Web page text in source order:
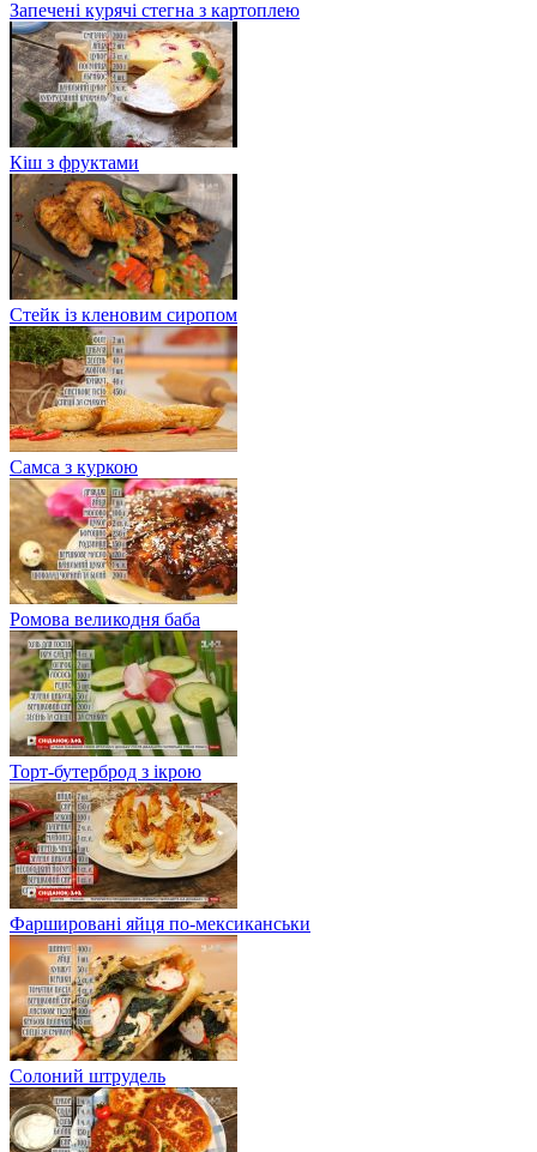
Запечені курячі стегна з картоплею
Кіш з фруктами
Стейк із кленовим сиропом
Самса з куркою
Ромова великодня баба
Торт-бутерброд з ікрою
Фаршировані яйця по-мексиканськи
Солоний штрудель